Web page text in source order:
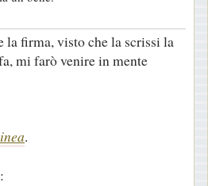
la firma, visto che la scrissi la
mi farò venire in mente
.